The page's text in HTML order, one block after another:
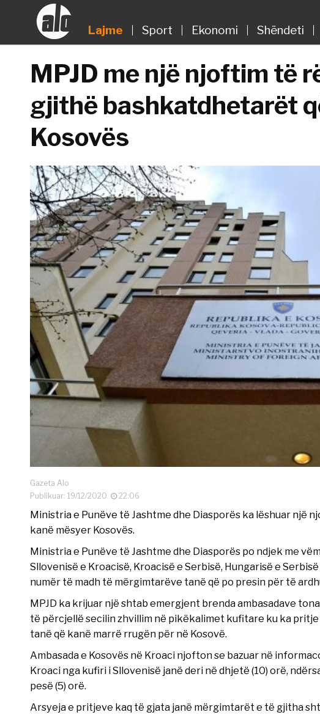
Lajme Sport Ekonomi Shëndeti
MPJD me një njoftim të
gjithë bashkatdhetarët
Kosovës
Gazeta Alo
Publikuar: 19/12/2020
22:06
Ministria e Punëve të Jashtme dhe Diasporës ka lëshuar një
kanë mësyer Kosovës.
Ministria e Punëve të Jashtme dhe Diasporës po ndjek me
Sllovenisë e Kroacisë, Kroacisë e Serbisë, Hungarisë e
numër të madh të mërgimtarëve tanë që po presin për të
MPJD ka krijuar një shtab emergjent brenda ambasadave
të përcjellë secilin zhvillim në pikëkalimet kufitare ku ka pritje
tanë që kanë marrë rrugën për në Kosovë.
Ambasada e Kosovës në Kroaci njofton se bazuar në
Kroaci nga kufiri i Sllovenisë janë deri në dhjetë (10) orë,
pesë (5) orë.
Arsyeja e pritjeve kaq të gjata janë mërgimtarët e të gjitha